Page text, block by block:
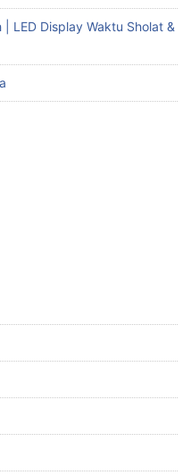
LED Display Waktu Sholat &